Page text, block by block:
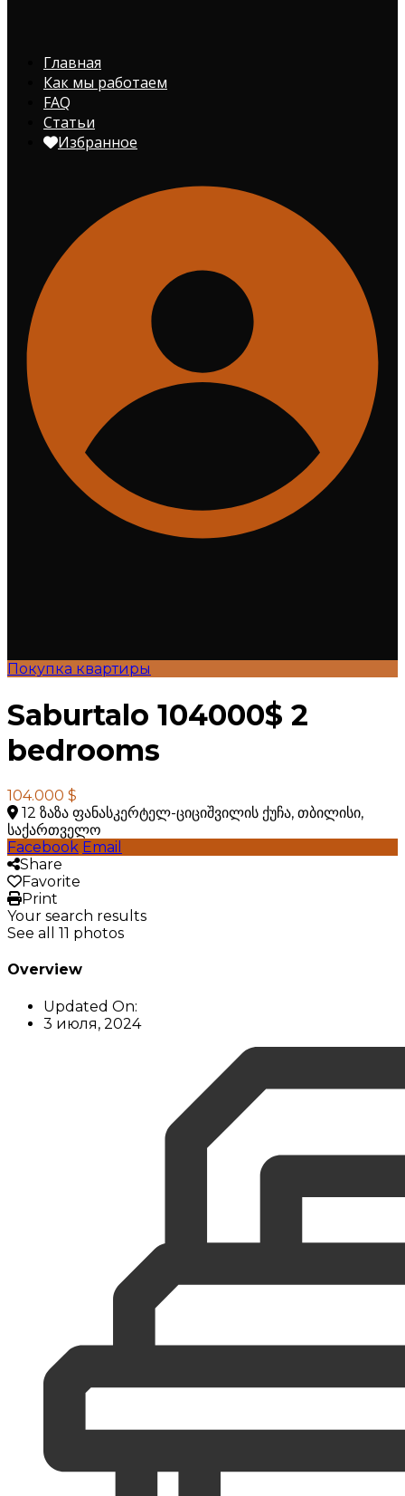
Главная
Как мы работаем
FAQ
Статьи
Избранное
Покупка квартиры
Saburtalo 104000$ 2
bedrooms
104.000 $
12 ზაზა ფანასკერტელ-ციციშვილის ქუჩა, თბილისი,
საქართველო
Facebook Email
Share
Favorite
Print
Your search results
See all 11 photos
Overview
Updated On:
3 июля, 2024